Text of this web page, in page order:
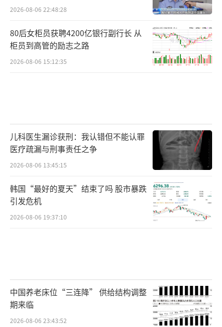
2026-08-06 22:48:28
80后女柜员获聘4200亿银行副行长 从
柜员到高管的励志之路
2026-08-06 15:12:35
儿科医生漏诊获刑：我认错但不能认罪
医疗疏漏与刑事责任之争
2026-08-06 13:45:15
韩国“最好的夏天”结束了吗 股市暴跌
引发危机
2026-08-06 19:37:10
中国养老床位“三连降” 供给结构调整
期来临
2026-08-06 23:43:52